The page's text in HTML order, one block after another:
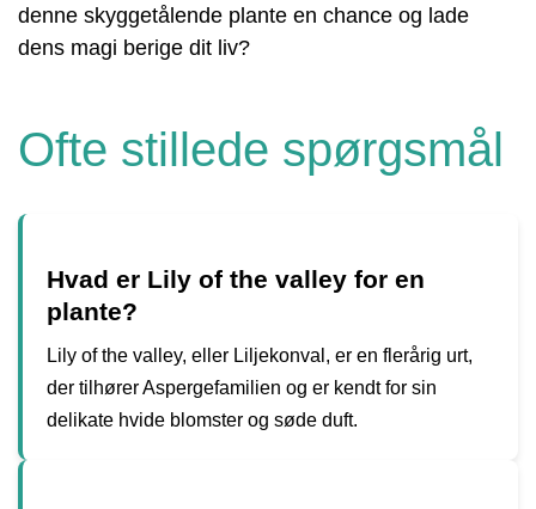
denne skyggetålende plante en chance og lade
dens magi berige dit liv?
Ofte stillede spørgsmål
Hvad er Lily of the valley for en
plante?
Lily of the valley, eller Liljekonval, er en flerårig urt,
der tilhører Aspergefamilien og er kendt for sin
delikate hvide blomster og søde duft.